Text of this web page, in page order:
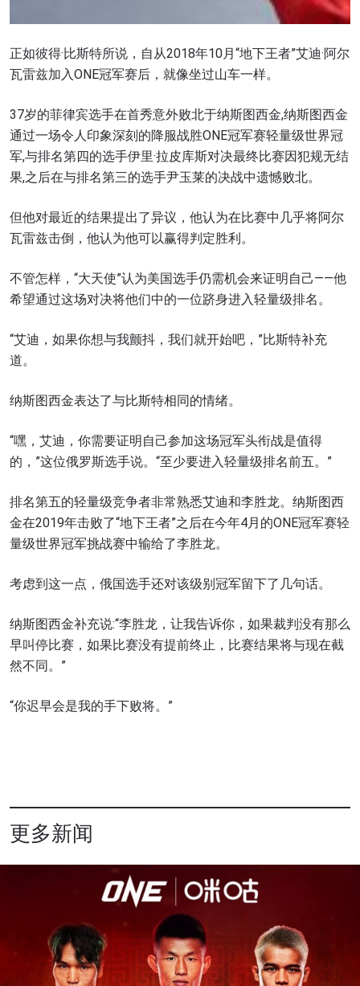
正如彼得·比斯特所说，自从2018年10月“地下王者”艾迪·阿尔
瓦雷兹加入ONE冠军赛后，就像坐过山车一样。
37岁的菲律宾选手在首秀意外败北于纳斯图西金,纳斯图西金
通过一场令人印象深刻的降服战胜ONE冠军赛轻量级世界冠
军,与排名第四的选手伊里·拉皮库斯对决最终比赛因犯规无结
果,之后在与排名第三的选手尹玉莱的决战中遗憾败北。
但他对最近的结果提出了异议，他认为在比赛中几乎将阿尔
瓦雷兹击倒，他认为他可以赢得判定胜利。
不管怎样，“大天使”认为美国选手仍需机会来证明自己——他
希望通过这场对决将他们中的一位跻身进入轻量级排名。
“艾迪，如果你想与我颤抖，我们就开始吧，”比斯特补充
道。
纳斯图西金表达了与比斯特相同的情绪。
“嘿，艾迪，你需要证明自己参加这场冠军头衔战是值得
的，”这位俄罗斯选手说。“至少要进入轻量级排名前五。”
排名第五的轻量级竞争者非常熟悉艾迪和李胜龙。纳斯图西
金在2019年击败了“地下王者”之后在今年4月的ONE冠军赛轻
量级世界冠军挑战赛中输给了李胜龙。
考虑到这一点，俄国选手还对该级别冠军留下了几句话。
纳斯图西金补充说:“李胜龙，让我告诉你，如果裁判没有那么
早叫停比赛，如果比赛没有提前终止，比赛结果将与现在截
然不同。”
“你迟早会是我的手下败将。”
更多新闻